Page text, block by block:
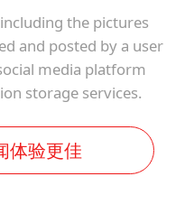
the pictures
and posted by a user
media platform
storage services.
体验更佳